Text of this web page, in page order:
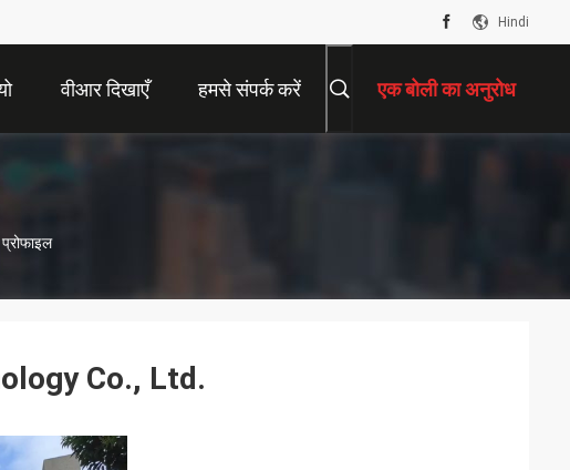
Hindi
वीआर दिखाएँ हमसे संपर्क करें एक बोली का अनुरोध
Co., Ltd.